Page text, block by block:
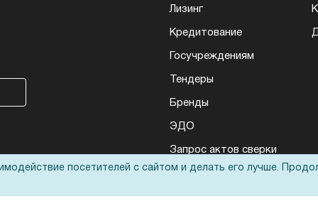
Лизинг
Кредитование
Госучреждениям
Тендеры
Бренды
ЭДО
Запрос актов сверки
посетителей с сайтом и делать его лучше.